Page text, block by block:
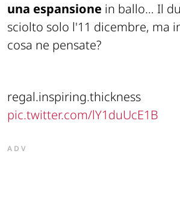
una espansione in ballo… Il
sciolto solo l'11 dicembre, ma
cosa ne pensate?
regal.inspiring.thickness
pic.twitter.com/lY1duUcE1B
ADV